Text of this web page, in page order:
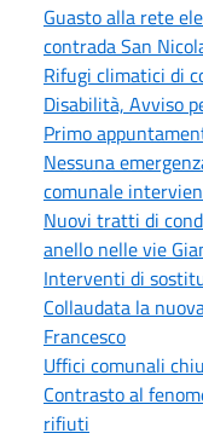
Guasto alla rete
contrada San
Rifugi climatici di
Disabilità, Avviso
Primo
Nessuna
comunale
Nuovi tratti di
anello nelle vie
Interventi di
Collaudata la
Francesco
Uffici comunali
Contrasto al
rifiuti